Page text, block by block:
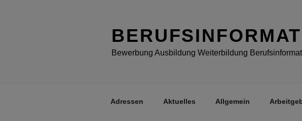
Bewerbung Ausbildung Weiterbildung
Adressen Aktuelles Allgemein